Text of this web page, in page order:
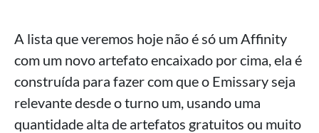
A lista que veremos hoje não é só um Affinity
com um novo artefato encaixado por cima, ela é
construída para fazer com que o Emissary seja
relevante desde o turno um, usando uma
quantidade alta de artefatos gratuitos ou muito